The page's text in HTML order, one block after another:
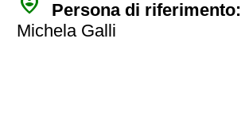
Persona di riferimento:
Michela Galli